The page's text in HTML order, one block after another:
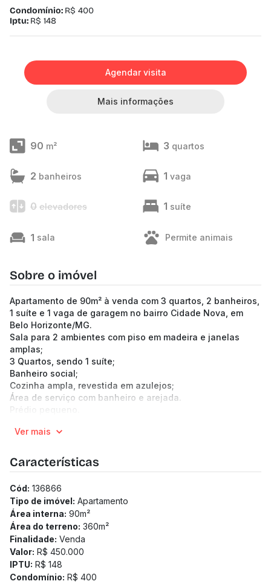
Condomínio: R$ 400
Iptu: R$ 148
Agendar visita
Mais informações
90 m² 3 quartos
2 banheiros 1 vaga
0 elevadores 1 suíte
1 sala Permite animais
Sobre o imóvel
Apartamento de 90m² à venda com 3 quartos, 2 banheiros,
1 suíte e 1 vaga de garagem no bairro Cidade Nova, em
Belo Horizonte/MG.
Sala para 2 ambientes com piso em madeira e janelas
amplas;
3 Quartos, sendo 1 suíte;
Banheiro social;
Cozinha ampla, revestida em azulejos;
Área de serviço com banheiro e arejada.
Prédio pequeno.
Próximo da Avenida José Cândido da Silveira, Casa do Sol,
Minas Shopping.
(Os preços e informações poderão sofrer mudanças.
Ver mais
Características
Cód: 136866
Tipo de imóvel: Apartamento
Área interna: 90m²
Área do terreno: 360m²
Finalidade: Venda
Valor: R$ 450.000
IPTU: R$ 148
Condomínio: R$ 400